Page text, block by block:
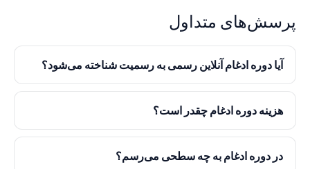
پرسش‌های متداول
آیا دوره ادغام آنلاین رسمی به رسمیت شناخته می‌شود؟
هزینه دوره ادغام چقدر است؟
در دوره ادغام به چه سطحی می‌رسم؟